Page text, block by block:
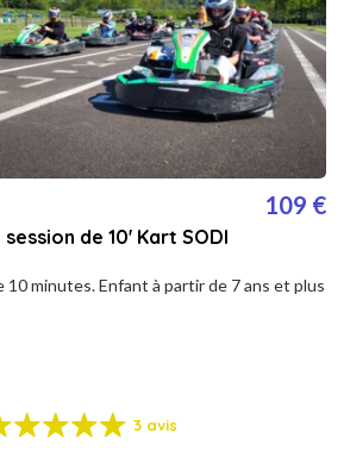
de 10' Kart SODI
109 €
10 minutes. Enfant à partir de 7 ans et plus
3 avis